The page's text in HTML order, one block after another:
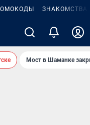
ЗНАКОМСТВА
Мост в Шаманке